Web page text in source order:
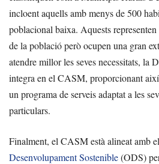
incloent aquells amb menys de 500
poblacional baixa. Aquests
de la població però ocupen una gran
atendre millor les seves necessitats, la
integra en el CASM, proporcionant
un programa de serveis adaptat a les
particulars.
Finalment, el CASM està alineat amb
Desenvolupament Sostenible(ODS)